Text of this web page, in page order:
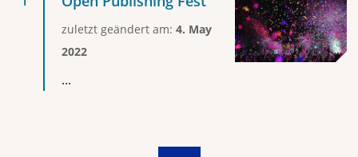
zuletzt geändert am: 4. May
2022
...